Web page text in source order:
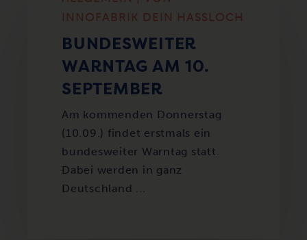
INNOFABRIK DEIN HASSLOCH
BUNDESWEITER
WARNTAG AM 10.
SEPTEMBER
Am kommenden Donnerstag
(10.09.) findet erstmals ein
bundesweiter Warntag statt.
Dabei werden in ganz
Deutschland ...